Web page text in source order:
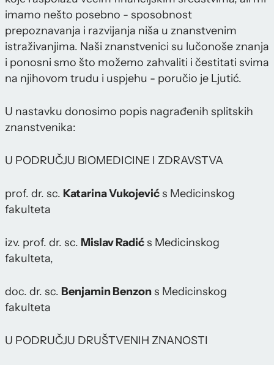
imamo nešto posebno - sposobnost
prepoznavanja i razvijanja niša u znanstvenim
istraživanjima. Naši znanstvenici su lučonoše znanja
i ponosni smo što možemo zahvaliti i čestitati svima
na njihovom trudu i uspjehu - poručio je Ljutić.
U nastavku donosimo popis nagrađenih splitskih
znanstvenika:
U PODRUČJU BIOMEDICINE I ZDRAVSTVA
prof. dr. sc. Katarina Vukojevićs Medicinskog
fakulteta
izv. prof. dr. sc. Mislav Radićs Medicinskog
fakulteta,
doc. dr. sc. Benjamin Benzons Medicinskog
fakulteta
U PODRUČJU DRUŠTVENIH ZNANOSTI